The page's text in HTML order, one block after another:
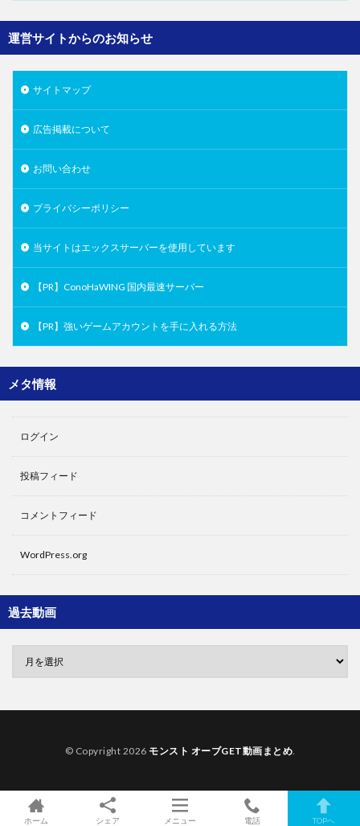
運営サイトからのお知らせ
サイトマップ
広告掲載について
お問い合わせ
プライバシーポリシー
当サイトはエックスサーバーを使用しています
【PR】ConoHaWING 国内最速サーバー
【PR】強いゲームアカウントを手に入れる方法
メタ情報
ログイン
投稿フィード
コメントフィード
WordPress.org
過去動画
© Copyright 2026 モンスト オーブGET動画まとめ
ホーム シェア メニュー 電話 TOPへ